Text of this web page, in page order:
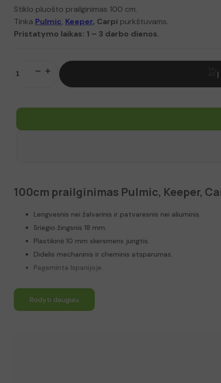
Stiklo pluošto prailginimas 100 cm.
Tinka Pulmic, Keeper, Carpi purkštuvams.
Pristatymo laikas: 1 – 3 darbo dienos.
kiekis:
Keeper,
purkštuvams
Į
100cm prailginimas Pulmic, Keeper,
Lengvesnis nei žalvarinis ir patvaresnis nei aliuminis.
Sriegio žingsnis 18 mm.
Plastikinė 10 mm skersmens jungtis.
Didelis mechaninis ir cheminis atsparumas.
Pagaminta Ispanijoje.
Rodyti daugiau